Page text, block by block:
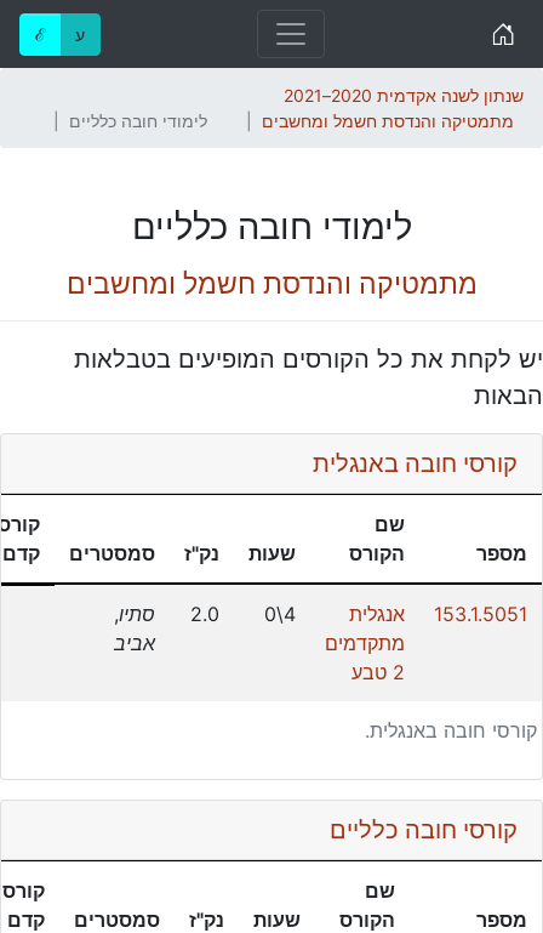
ℰ ע
שנתון לשנה אקדמית 2020–2021
מתמטיקה והנדסת חשמל ומחשבים
לימודי חובה כלליים
לימודי חובה כלליים
מתמטיקה והנדסת חשמל ומחשבים
יש לקחת את כל הקורסים המופיעים בטבלאות
הבאות
קורסי חובה באנגלית
קורסי חובה באנגלית.
מספר
שם
הקורס
שעות נק"ז סמסטרים
קדם
153.1.5051
אנגלית
מתקדמים
2 טבע
4\0
2.0 סתיו,
אביב
קורסי חובה כלליים
מספר
שם
הקורס
שעות נק"ז סמסטרים
קדם